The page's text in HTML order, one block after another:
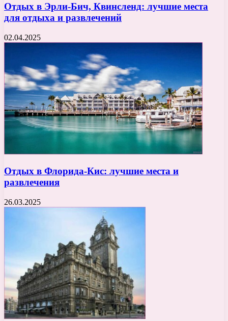
Отдых в Эрли-Бич, Квинсленд: лучшие места
для отдыха и развлечений
02.04.2025
Отдых в Флорида-Кис: лучшие места и
развлечения
26.03.2025